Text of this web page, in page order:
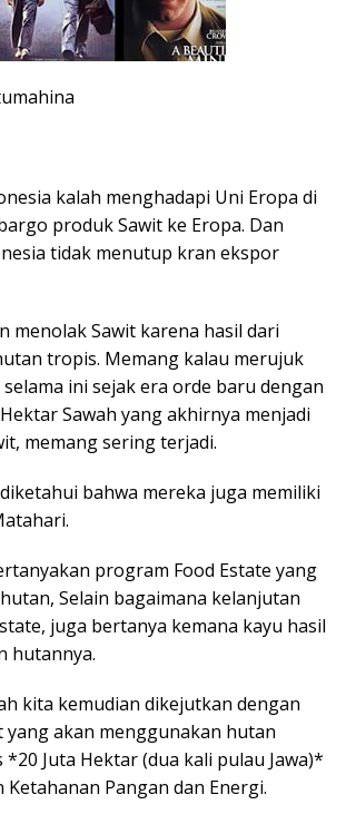
kalah menghadapi Uni Eropa di
produk Sawit ke Eropa. Dan
tidak menutup kran ekspor
menolak Sawit karena hasil dari
tropis. Memang kalau merujuk
ini sejak era orde baru dengan
Sawah yang akhirnya menjadi
memang sering terjadi.
bahwa mereka juga memiliki
program Food Estate yang
Selain bagaimana kelanjutan
juga bertanya kemana kayu hasil
hutannya.
kita kemudian dikejutkan dengan
yang akan menggunakan hutan
*20 Juta Hektar (dua kali pulau Jawa)*
Pangan dan Energi.